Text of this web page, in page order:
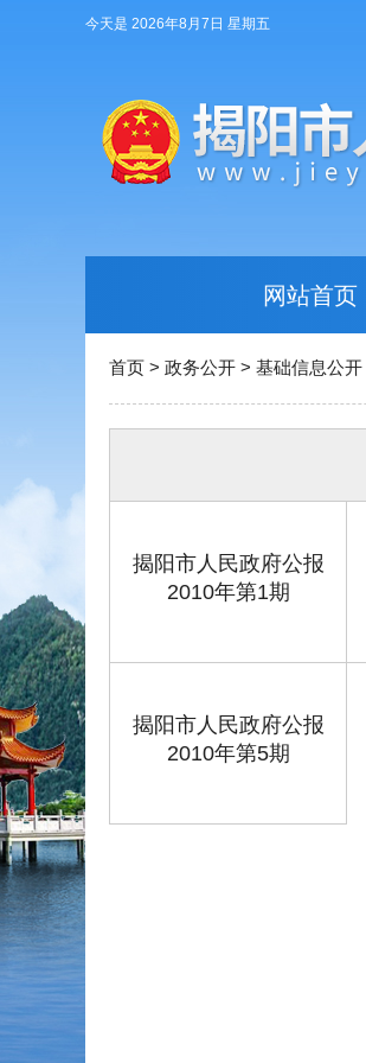
今天是 2026年8月7日 星期五
网站首页
首页 > 政务公开 > 基础信息公开
揭阳市人民政府公报
2010年第1期
揭阳市人民政府公报
2010年第5期